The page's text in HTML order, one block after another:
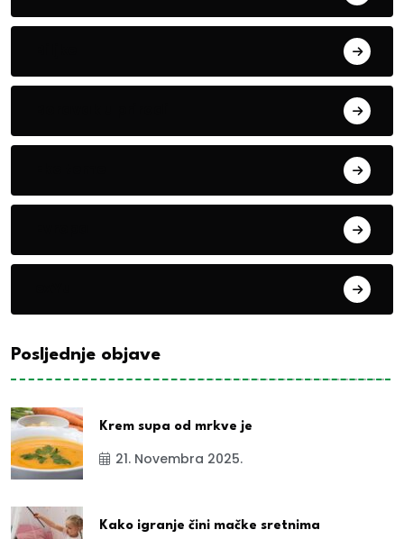
Posljednje objave
Krem supa od mrkve je
21. Novembra 2025.
Kako igranje čini mačke sretnima